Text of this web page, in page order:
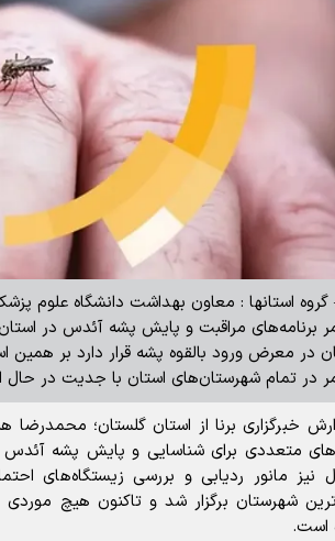
گروه استانها : معاون بهداشت دانشگاه علوم
برنامه‌های مراقبت و پایش پشه آئدس در
در معرض ورود بالقوه پشه قرار دارد بر همین
در تمام شهرستان‌های استان با جدیت در حال
متعددی برای شناسایی و پایش پشه آئدس
نیز مانور ردیابی و بررسی زیستگاه‌های
شهرستان برگزار شد و تاکنون هیچ
است.